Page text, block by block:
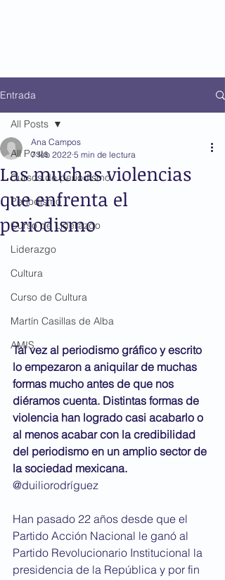
Entrada
All Posts
Cursos de periodismo
Periodismo
Curso de Liderazgo
Liderazgo
Cultura
Curso de Cultura
Martín Casillas de Alba
AMIS
All Posts
Las muchas violencias
que enfrenta el
periodismo
Ana Campos
7 feb 2022 5 min de lectura
Tal vez al periodismo gráfico y escrito
lo empezaron a aniquilar de muchas
formas mucho antes de que nos
diéramos cuenta. Distintas formas de
violencia han logrado casi acabarlo o
al menos acabar con la credibilidad
del periodismo en un amplio sector de
la sociedad mexicana.
@duiliorodríguez
Han pasado 22 años desde que el
Partido Acción Nacional le ganó al
Partido Revolucionario Institucional la
presidencia de la República y por fin